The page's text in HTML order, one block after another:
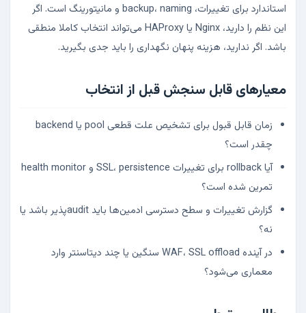
استاندارد برای تغییرات، backup، naming و مانیتورینگ است. اگر
این نظم را دارید، Nginx یا HAProxy می‌تواند انتخاب کاملا منطقی
باشد. اگر ندارید، هزینه پنهان نگهداری را باید جدی بگیرید.
معیارهای قابل سنجش قبل از انتخاب
زمان قابل قبول برای تشخیص علت قطعی pool یا backend
چقدر است؟
آیا rollback برای تغییرات SSL، persistence و health monitor
تمرین شده است؟
گزارش تغییرات و سطح دسترسی ادمین‌ها باید auditپذیر باشد یا
نه؟
در آینده WAF، SSL offload سنگین یا چند دیتاسنتر وارد
معماری می‌شود؟